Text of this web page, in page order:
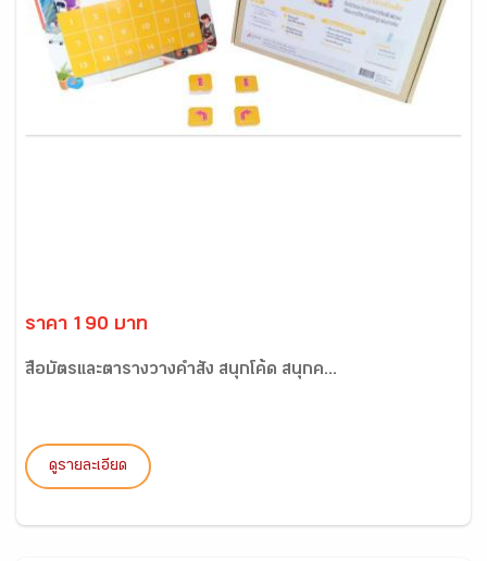
ราคา 190 บาท
สื่อบัตรและตารางวางคำสั่ง สนุกโค้ด สนุกค...
ดูรายละเอียด